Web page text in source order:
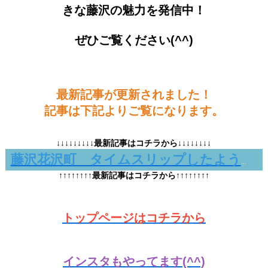
きな藤沢の魅力を発信中！
ぜひご覧ください(^^)
最新記事が更新されました！
記事は下記よりご覧になります。
↓↓↓↓↓↓↓↓↓最新記事はコチラから↓↓↓↓↓↓↓↓
藤沢花沢町 タイムスリップしたようなレトロなバー「Wesley」
↑↑↑↑↑↑↑↑最新記事はコチラから↑↑↑↑↑↑↑↑
トップページはコチラから
インスタもやってます(^^)